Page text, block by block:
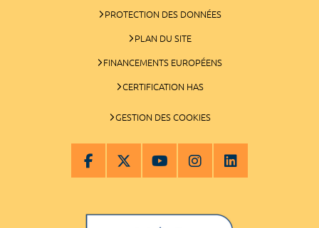
PROTECTION DES DONNÉES
PLAN DU SITE
FINANCEMENTS EUROPÉENS
CERTIFICATION HAS
GESTION DES COOKIES